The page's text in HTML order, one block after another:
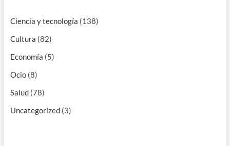
Ciencia y tecnología (138)
Cultura (82)
Economía (5)
Ocio(8)
Salud(78)
Uncategorized(3)